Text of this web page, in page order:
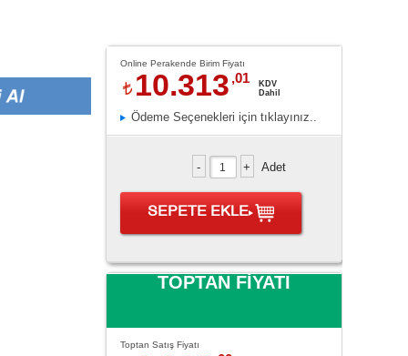
Online Perakende Birim Fiyatı
10.313 ,01
KDV
Dahil
Ödeme Seçenekleri için tıklayınız..
Adet
SEPETE EKLE
TOPTAN FİYATI
Toptan Satış Fiyatı